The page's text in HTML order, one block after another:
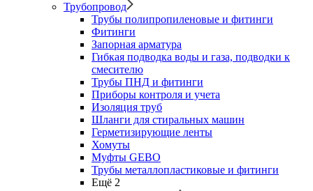
Трубопровод
Трубы полипропиленовые и фитинги
Фитинги
Запорная арматура
Гибкая подводка воды и газа, подводки к
смесителю
Трубы ПНД и фитинги
Приборы контроля и учета
Изоляция труб
Шланги для стиральных машин
Герметизирующие ленты
Хомуты
Муфты GEBO
Трубы металлопластиковые и фитинги
Ещё 2